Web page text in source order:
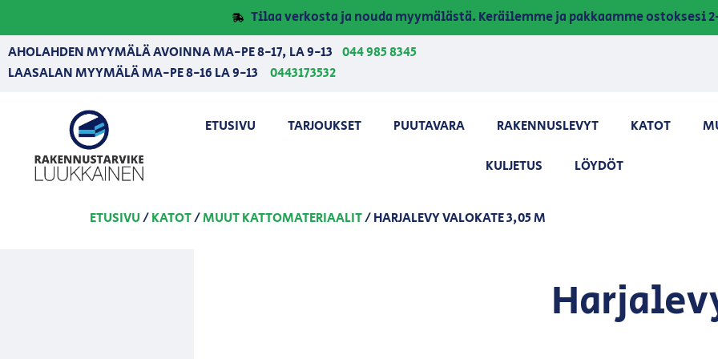
Tilaa verkosta ja nouda myymälästä. Keräilemme ja pakkaamme ostoksesi
AHOLAHDEN MYYMÄLÄ AVOINNA MA-PE 8-17, LA 9-13 044 985 8345
LAASALAN MYYMÄLÄ MA-PE 8-16 LA 9-13
0443173532
ETUSIVU TARJOUKSET PUUTAVARA RAKENNUSLEVYT KATOT
KULJETUS LÖYDÖT
ETUSIVU/KATOT/MUUT KATTOMATERIAALIT/ HARJALEVY VALOKATE 3,05 M